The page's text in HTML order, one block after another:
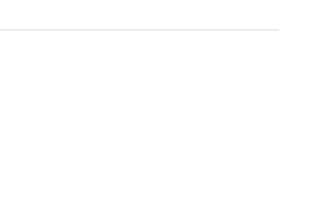
ールディングス